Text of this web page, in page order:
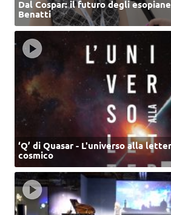
Dal Cospar: il futuro degli
Benatti
‘Q’ di Quasar - L'universo alla
cosmico